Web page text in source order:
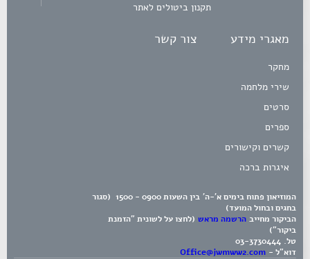
תקנון ביטולים לאתר
מאגרי מידע
מחקר
שירי מלחמה
סרטים
ספרים
קשרים וקישורים
איגרות ברכה
צור קשר
המוזיאון פתוח בימים א'-ה' בין השעות 0900 - 1500 (סגור
בחגים ובחול המועד)
הביקור מחייב הרשמה מראש (לחצו על לשונית "הזמנת
ביקור")
טל. 03-3730444
דוא"ל - Office@jwmww2.com